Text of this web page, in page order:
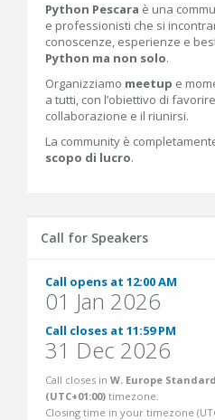
Python Pescara è una
e professionisti che si
conoscenze, esperienze e
Python ma non solo.
Organizziamo meetup e
a tutti, con l’obiettivo di
collaborazione e il riunirsi.
La community è
scopo di lucro.
Call for Speakers
Call opens at 12:00 AM
01 Jan 2026
Call closes at 11:59 PM
31 Dec 2026
Call closes in W. Europe
(UTC+01:00) timezone.
Closing time in your timezone (